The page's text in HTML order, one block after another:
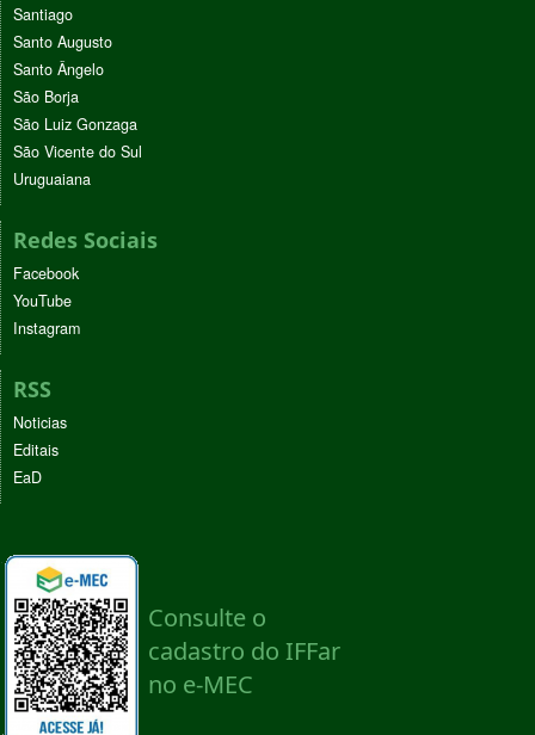
Santiago
Santo Augusto
Santo Ângelo
São Borja
São Luiz Gonzaga
São Vicente do Sul
Uruguaiana
Redes Sociais
Facebook
YouTube
Instagram
RSS
Noticias
Editais
EaD